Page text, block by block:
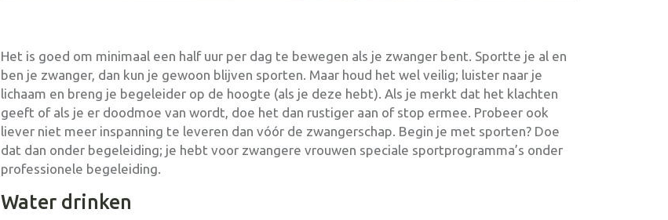
Het is goed om minimaal een half uur per dag te bewegen als je zwanger bent. Sportte je al en
ben je zwanger, dan kun je gewoon blijven sporten. Maar houd het wel veilig; luister naar je
lichaam en breng je begeleider op de hoogte (als je deze hebt). Als je merkt dat het klachten
geeft of als je er doodmoe van wordt, doe het dan rustiger aan of stop ermee. Probeer ook
liever niet meer inspanning te leveren dan vóór de zwangerschap. Begin je met sporten? Doe
dat dan onder begeleiding; je hebt voor zwangere vrouwen speciale sportprogramma’s onder
professionele begeleiding.
Water drinken